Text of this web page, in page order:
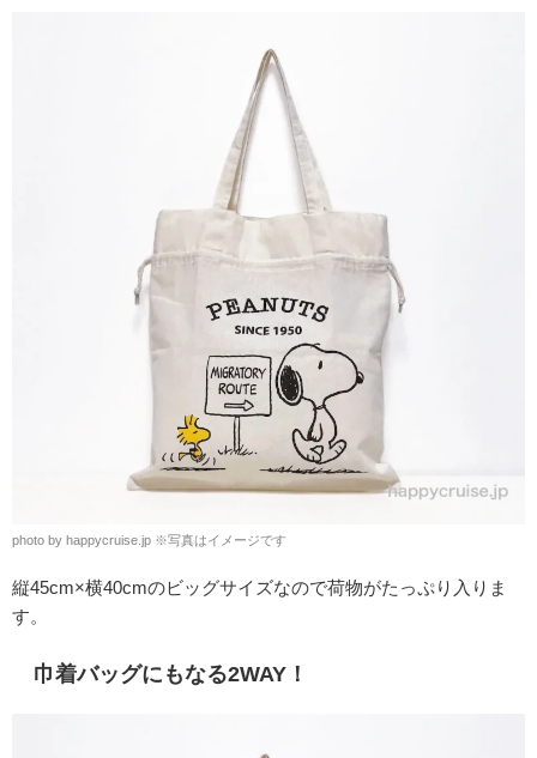
photo by happycruise.jp ※写真はイメージです
縦45cm×横40cmのビッグサイズなので荷物がたっぷり入りま
す。
巾着バッグにもなる2WAY！